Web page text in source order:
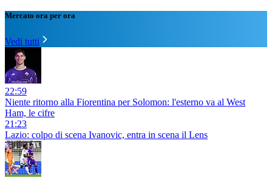
Mercato ora per ora
Vedi tutti
22:59
Niente ritorno alla Fiorentina per Solomon: l'esterno va al West
Ham, le cifre
21:23
Lazio: colpo di scena Ivanovic, entra in scena il Lens